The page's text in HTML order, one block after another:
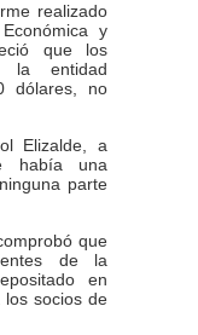
realizado
y
que los
la entidad
dólares, no
Elizalde, a
había una
parte
que
de la
en
los socios de